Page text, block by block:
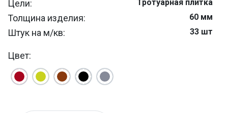
Цели: Тротуарная плитка
Толщина изделия: 60 мм
Штук на м/кв: 33 шт
Длина:
Цвет: